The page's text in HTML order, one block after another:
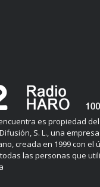
es propiedad
S. L., una
creada en 1999 con el
las personas que